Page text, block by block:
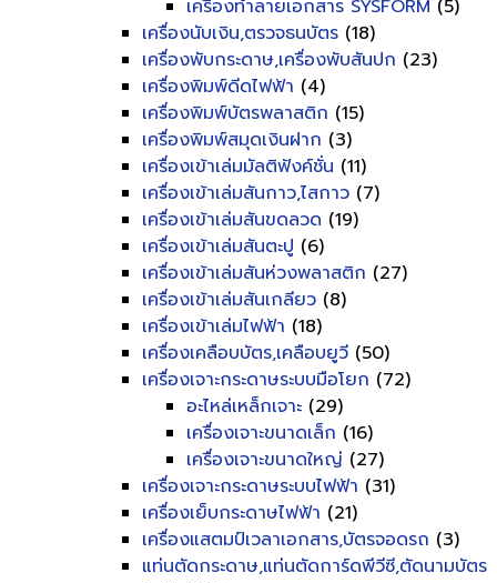
เครื่องทำลายเอกสาร SYSFORM (5)
เครื่องนับเงิน,ตรวจธนบัตร (18)
เครื่องพับกระดาษ,เครื่องพับสันปก (23)
เครื่องพิมพ์ดีดไฟฟ้า (4)
เครื่องพิมพ์บัตรพลาสติก (15)
เครื่องพิมพ์สมุดเงินฝาก (3)
เครื่องเข้าเล่มมัลติฟังค์ชั่น (11)
เครื่องเข้าเล่มสันกาว,ไสกาว (7)
เครื่องเข้าเล่มสันขดลวด (19)
เครื่องเข้าเล่มสันตะปู (6)
เครื่องเข้าเล่มสันห่วงพลาสติก (27)
เครื่องเข้าเล่มสันเกลียว (8)
เครื่องเข้าเล่มไฟฟ้า (18)
เครื่องเคลือบบัตร,เคลือบยูวี (50)
เครื่องเจาะกระดาษระบบมือโยก (72)
อะไหล่เหล็กเจาะ (29)
เครื่องเจาะขนาดเล็ก (16)
เครื่องเจาะขนาดใหญ่ (27)
เครื่องเจาะกระดาษระบบไฟฟ้า (31)
เครื่องเย็บกระดาษไฟฟ้า (21)
เครื่องแสตมป์เวลาเอกสาร,บัตรจอดรถ (3)
แท่นตัดกระดาษ,แท่นตัดการ์ดพีวีซี,ตัดนามบัตร